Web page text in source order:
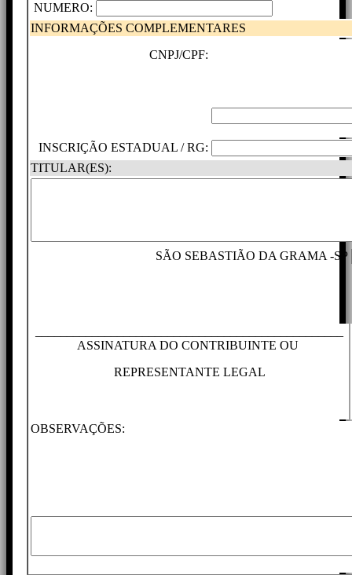
NUMERO:
INFORMAÇÕES COMPLEMENTARES
CNPJ/CPF:
INSCRIÇÃO ESTADUAL / RG:
TITULAR(ES):
SÃO SEBASTIÃO DA GRAMA -SP
ASSINATURA DO CONTRIBUINTE OU
REPRESENTANTE LEGAL
OBSERVAÇÕES: